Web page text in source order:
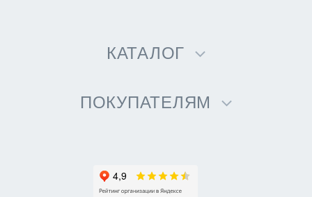
КАТАЛОГ
ПОКУПАТЕЛЯМ